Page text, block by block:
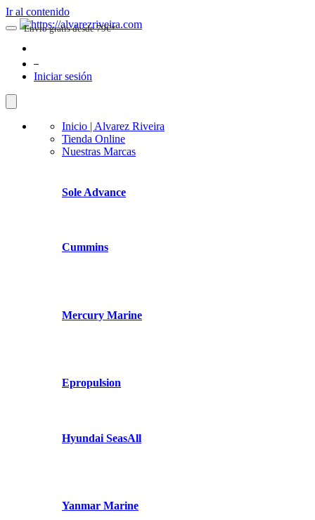
Ir al contenido
Iniciar sesión
Inicio | Alvarez Riveira
Tienda Online
Nuestras Marcas
Sole Advance
Cummins
Mercury Marine
Epropulsion
Hyundai SeasAll
Yanmar Marine
Envio gratis desde 79€*